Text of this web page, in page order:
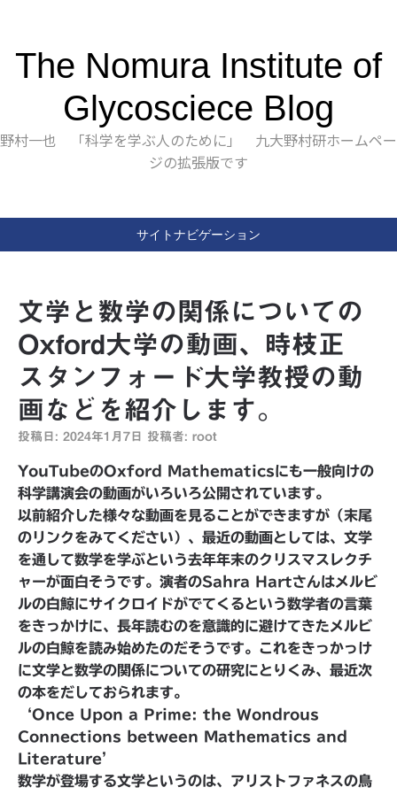
The Nomura Institute of
Glycosciece Blog
野村一也 「科学を学ぶ人のために」 九大野村研ホームペー
ジの拡張版です
サイトナビゲーション
文学と数学の関係についての
Oxford大学の動画、時枝正
スタンフォード大学教授の動
画などを紹介します。
投稿日: 2024年1月7日 投稿者: root
YouTubeのOxford Mathematicsにも一般向けの
科学講演会の動画がいろいろ公開されています。
以前紹介した様々な動画を見ることができますが（末尾
のリンクをみてください）、最近の動画としては、文学
を通して数学を学ぶという去年年末のクリスマスレクチ
ャーが面白そうです。演者のSahra Hartさんはメルビ
ルの白鯨にサイクロイドがでてくるという数学者の言葉
をきっかけに、長年読むのを意識的に避けてきたメルビ
ルの白鯨を読み始めたのだそうです。これをきっかっけ
に文学と数学の関係についての研究にとりくみ、最近次
の本をだしておられます。
‘Once Upon a Prime: the Wondrous
Connections between Mathematics and
Literature’
数学が登場する文学というのは、アリストファネスの鳥